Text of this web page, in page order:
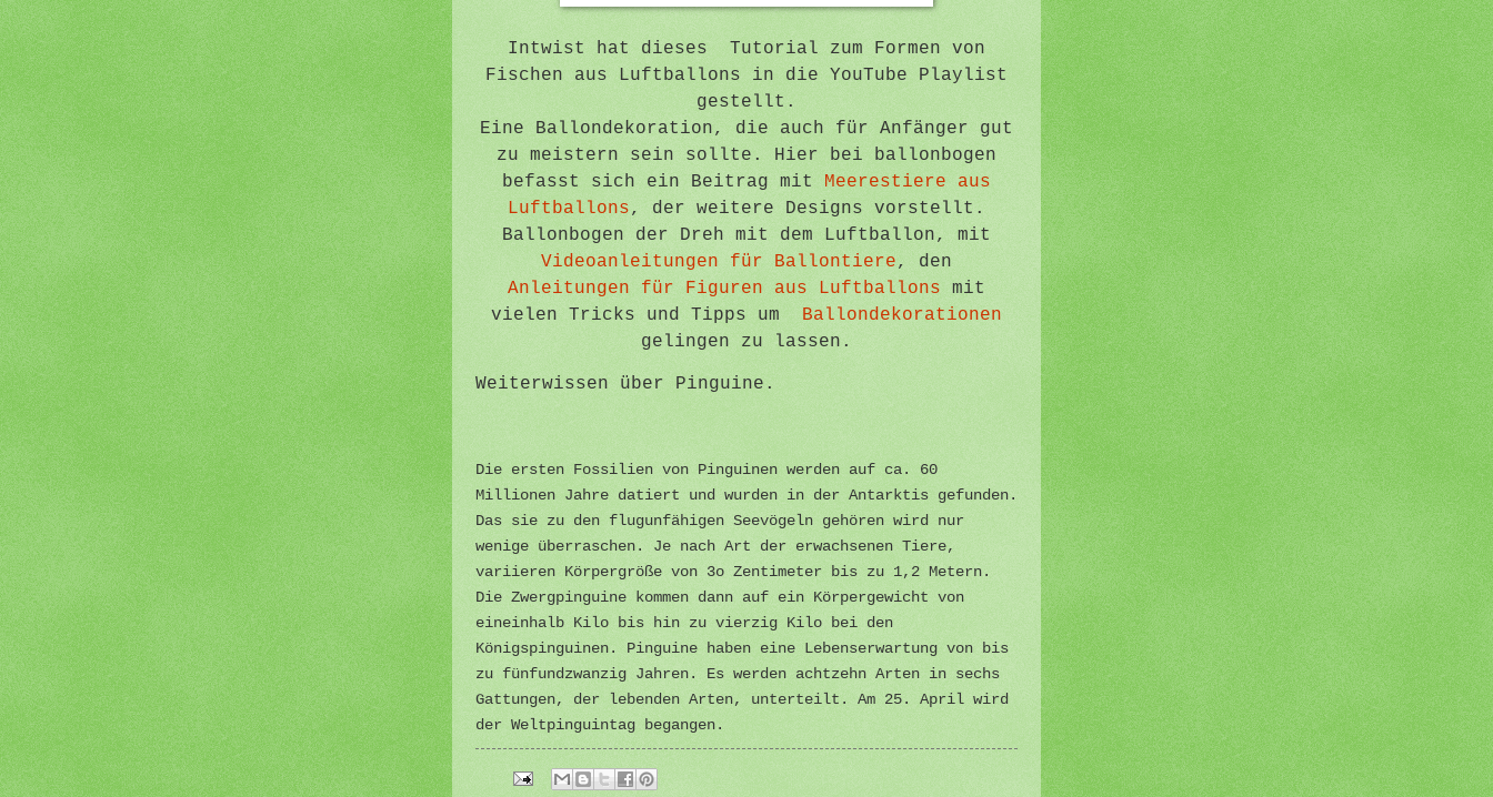
Intwist hat dieses Tutorial zum Formen von
Fischen aus Luftballons in die YouTube Playlist
gestellt.
Eine Ballondekoration, die auch für Anfänger gut
zu meistern sein sollte. Hier bei ballonbogen
befasst sich ein Beitrag mit Meerestiere aus
Luftballons, der weitere Designs vorstellt.
Ballonbogen der Dreh mit dem Luftballon, mit
Videoanleitungen für Ballontiere, den
Anleitungen für Figuren aus Luftballons mit
vielen Tricks und Tipps um Ballondekorationen
gelingen zu lassen.
Weiterwissen über Pinguine.
Die ersten Fossilien von Pinguinen werden auf ca. 60
Millionen Jahre datiert und wurden in der Antarktis gefunden.
Das sie zu den flugunfähigen Seevögeln gehören wird nur
wenige überraschen. Je nach Art der erwachsenen Tiere,
variieren Körpergröße von 3o Zentimeter bis zu 1,2 Metern.
Die Zwergpinguine kommen dann auf ein Körpergewicht von
eineinhalb Kilo bis hin zu vierzig Kilo bei den
Königspinguinen. Pinguine haben eine Lebenserwartung von bis
zu fünfundzwanzig Jahren. Es werden achtzehn Arten in sechs
Gattungen, der lebenden Arten, unterteilt. Am 25. April wird
der Weltpinguintag begangen.